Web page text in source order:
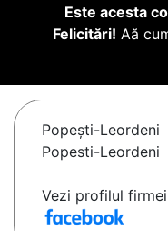
Este acesta
Felicitări! Aă
Popeşti-Leordeni
Popesti-Leordeni
Vezi profilul